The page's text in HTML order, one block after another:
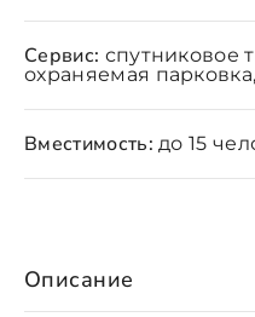
Описание
Сервис: спутниковое
охраняемая
Вместимость: до 15